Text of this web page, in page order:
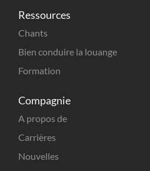
Ressources
Chants
Bien conduire la louange
Formation
Compagnie
A propos de
Carrières
Nouvelles